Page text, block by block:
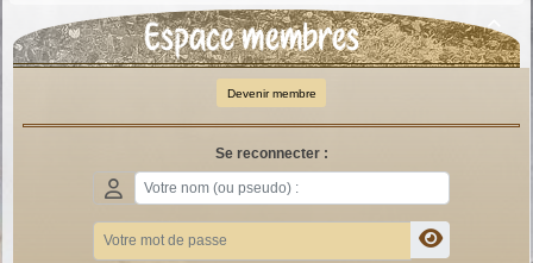
Espace membres
Devenir membre
Se reconnecter :